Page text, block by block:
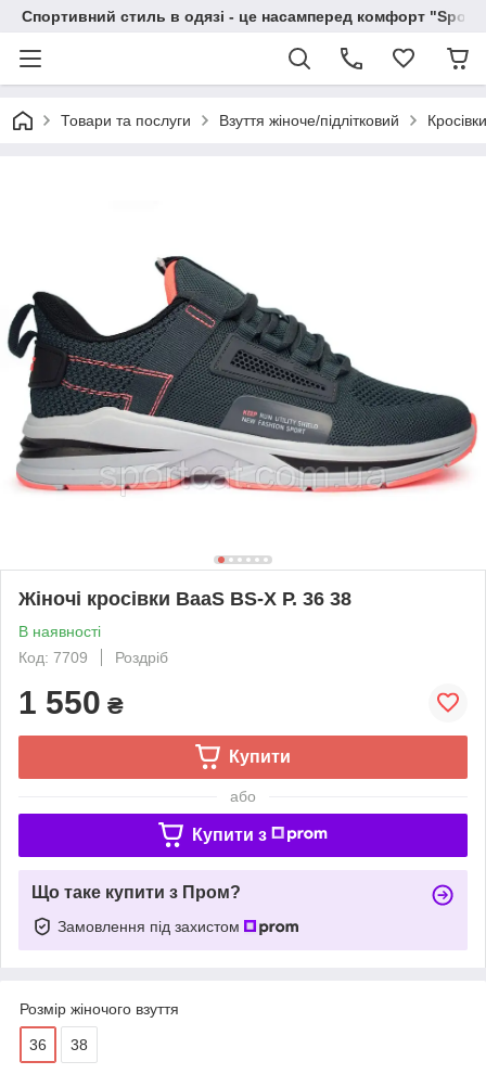
Спортивний стиль в одязі - це насамперед комфорт
Товари та послуги Взуття жіноче/підлітковий
Жіночі кросівки BaaS BS-X Р. 36 38
В наявності
Код: 7709
Роздріб
1 550 ₴
Купити
або
Купити з
Що таке купити з Пром?
Замовлення під захистом
Розмір жіночого взуття
36 38